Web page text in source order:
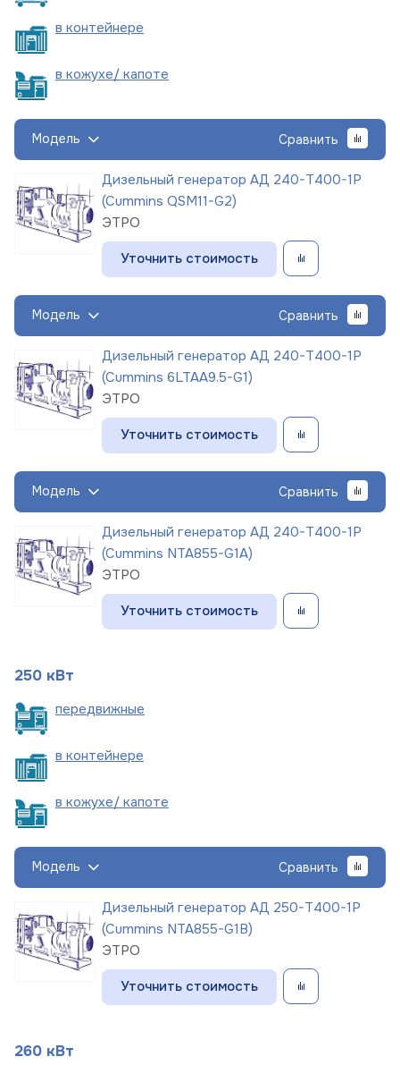
в контейнере
в кожухе/ капоте
Модель Сравнить
Дизельный генератор АД 240-Т400-1Р
(Cummins QSM11-G2)
ЭТРО
Уточнить стоимость
Модель Сравнить
Дизельный генератор АД 240-Т400-1Р
(Cummins 6LTAA9.5-G1)
ЭТРО
Уточнить стоимость
Модель Сравнить
Дизельный генератор АД 240-Т400-1Р
(Cummins NTA855-G1A)
ЭТРО
Уточнить стоимость
250 кВт
передвижные
в контейнере
в кожухе/ капоте
Модель Сравнить
Дизельный генератор АД 250-Т400-1Р
(Cummins NTA855-G1B)
ЭТРО
Уточнить стоимость
260 кВт